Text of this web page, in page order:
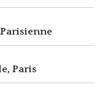
Paris